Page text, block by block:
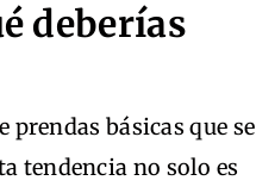
deberías
básicas que se
tendencia no solo es